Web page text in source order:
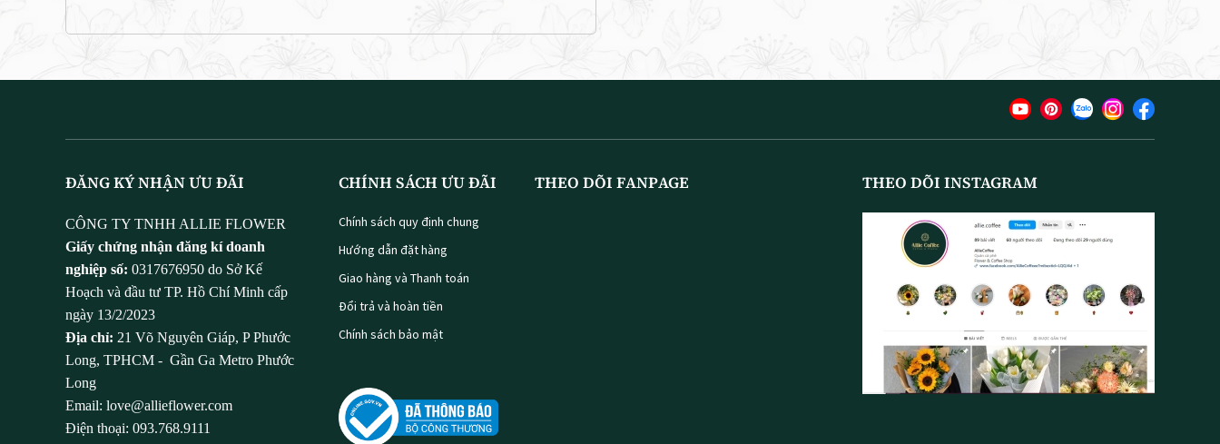
ĐĂNG KÝ NHẬN ƯU ĐÃI
CÔNG TY TNHH ALLIE FLOWER
Giấy chứng nhận đăng kí doanh
nghiệp số: 0317676950 do Sở Kế
Hoạch và đầu tư TP. Hồ Chí Minh cấp
ngày 13/2/2023
Địa chỉ: 21 Võ Nguyên Giáp, P Phước
Long, TPHCM - Gần Ga Metro Phước
Long
Email: love@allieflower.com
Điện thoại: 093.768.9111
CHÍNH SÁCH ƯU ĐÃI
Chính sách quy định chung
Hướng dẫn đặt hàng
Giao hàng và Thanh toán
Đổi trả và hoàn tiền
Chính sách bảo mật
THEO DÕI FANPAGE THEO DÕI INSTAGRAM